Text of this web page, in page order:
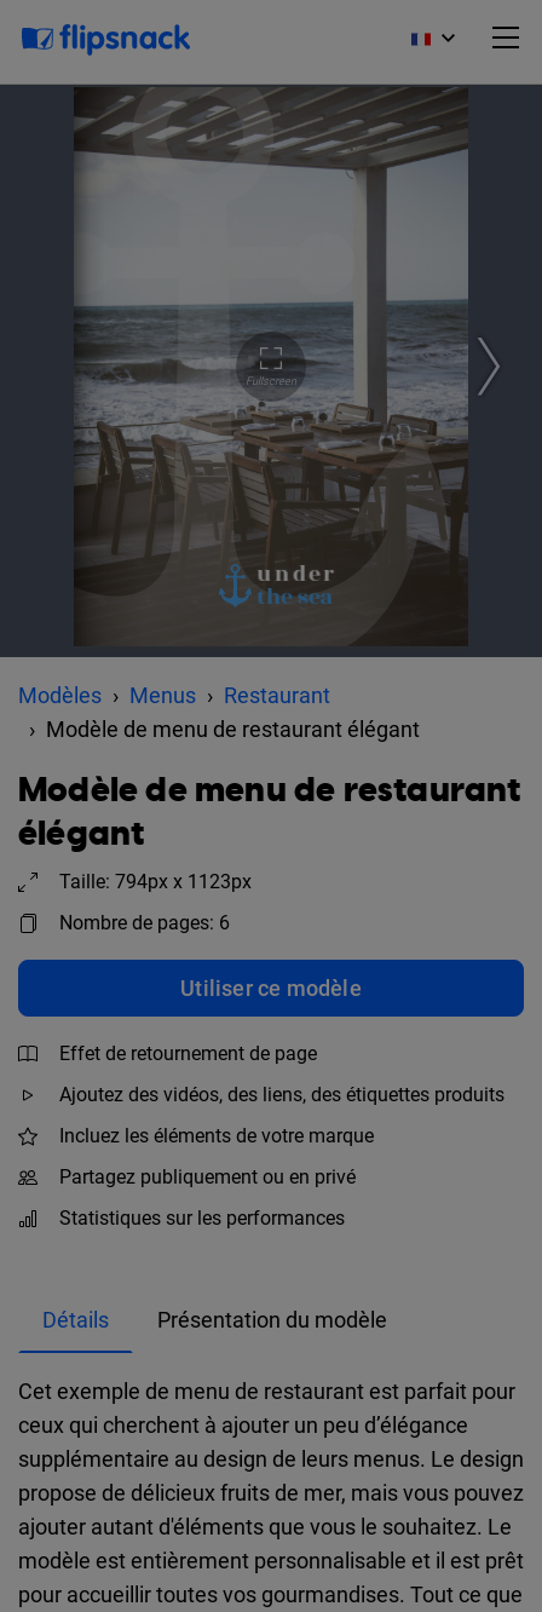
Modèles Menus
Restaurant
Modèle de menu de restaurant élégant
Modèle de menu de restaurant
élégant
Taille: 794px x 1123px
Nombre de pages: 6
Utiliser ce modèle
Effet de retournement de page
Ajoutez des vidéos, des liens, des étiquettes produits
Incluez les éléments de votre marque
Partagez publiquement ou en privé
Statistiques sur les performances
Détails Présentation du modèle
Cet exemple de menu de restaurant est parfait pour
ceux qui cherchent à ajouter un peu d’élégance
supplémentaire au design de leurs menus. Le design
propose de délicieux fruits de mer, mais vous pouvez
ajouter autant d'éléments que vous le souhaitez. Le
modèle est entièrement personnalisable et il est prêt
pour accueillir toutes vos gourmandises. Tout ce que